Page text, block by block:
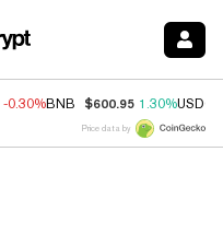
-0.30%BNB $600.95 1.30%USDC
Price data by